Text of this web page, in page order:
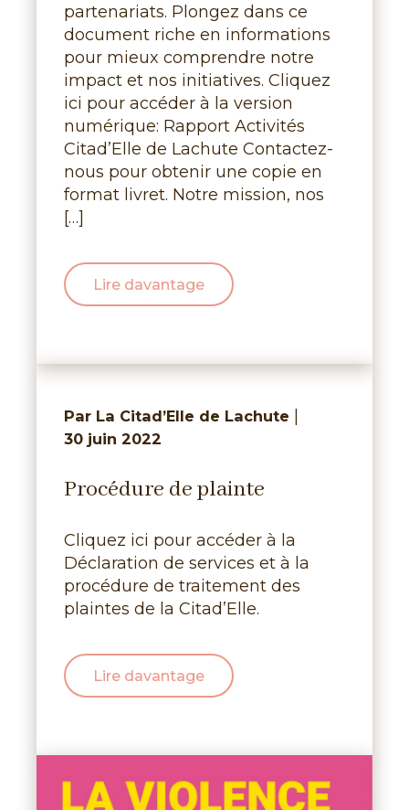
partenariats. Plongez dans ce
document riche en informations
pour mieux comprendre notre
impact et nos initiatives. Cliquez
ici pour accéder à la version
numérique: Rapport Activités
Citad’Elle de Lachute Contactez-
nous pour obtenir une copie en
format livret. Notre mission, nos
[…]
Lire davantage
Par La Citad’Elle de Lachute |
30 juin 2022
Procédure de plainte
Cliquez ici pour accéder à la
Déclaration de services et à la
procédure de traitement des
plaintes de la Citad’Elle.
Lire davantage